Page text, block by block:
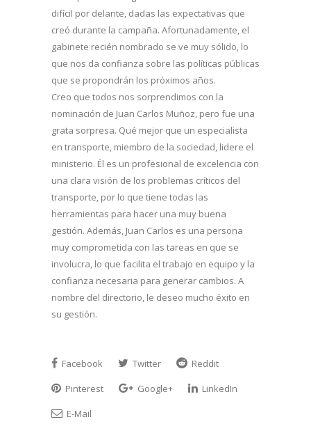
difícil por delante, dadas las expectativas que
creó durante la campaña. Afortunadamente, el
gabinete recién nombrado se ve muy sólido, lo
que nos da confianza sobre las políticas públicas
que se propondrán los próximos años.
Creo que todos nos sorprendimos con la
nominación de Juan Carlos Muñoz, pero fue una
grata sorpresa. Qué mejor que un especialista
en transporte, miembro de la sociedad, lidere el
ministerio. Él es un profesional de excelencia con
una clara visión de los problemas críticos del
transporte, por lo que tiene todas las
herramientas para hacer una muy buena
gestión. Además, Juan Carlos es una persona
muy comprometida con las tareas en que se
involucra, lo que facilita el trabajo en equipo y la
confianza necesaria para generar cambios. A
nombre del directorio, le deseo mucho éxito en
su gestión.
Facebook Twitter
Reddit
Pinterest
Google+
LinkedIn
E-Mail